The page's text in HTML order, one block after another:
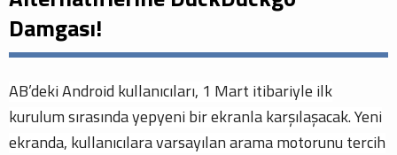
Damgası!
AB’deki Android kullanıcıları, 1 Mart itibariyle ilk
kurulum sırasında yepyeni bir ekranla karşılaşacak. Yeni
ekranda, kullanıcılara varsayılan arama motorunu tercih